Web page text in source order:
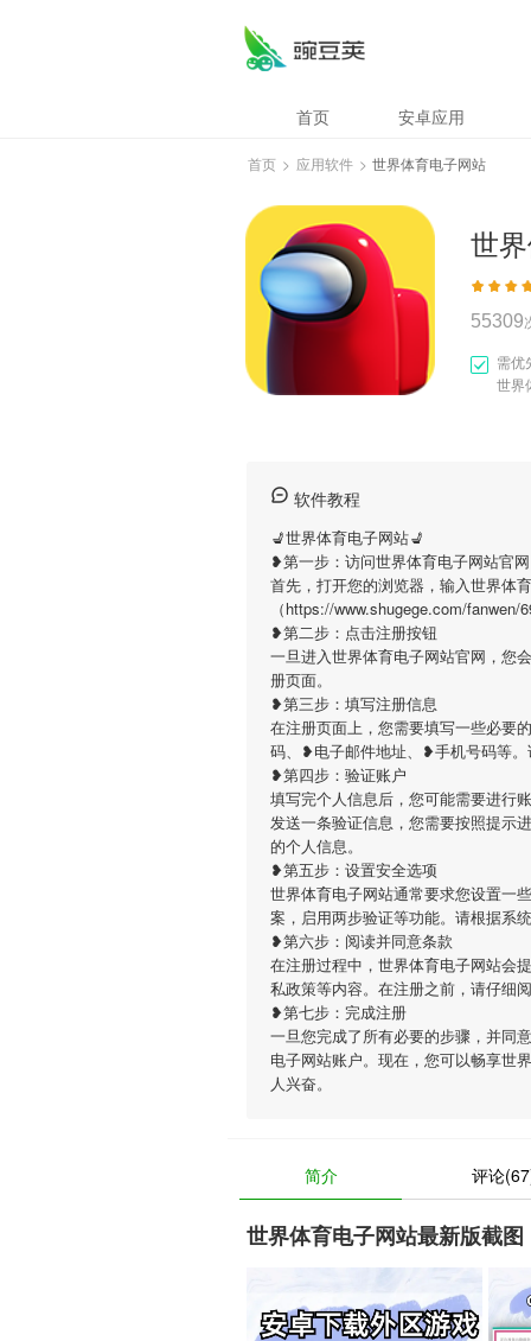
首页 安卓应用
首页 > 应用软件 > 世界体育电子网站
世
55309
需优
世界
软件教程
💺世界体育电子网站💺
❥第一步：访问世界体育电子网站官网
首先，打开您的浏览器，输入世界体
（https://www.shugege.com/
❥第二步：点击注册按钮
一旦进入世界体育电子网站官网，您
册页面。
❥第三步：填写注册信息
在注册页面上，您需要填写一些必要
码、❥电子邮件地址、❥手机号码等。
❥第四步：验证账户
填写完个人信息后，您可能需要进行
发送一条验证信息，您需要按照提示
的个人信息。
❥第五步：设置安全选项
世界体育电子网站通常要求您设置一
案，启用两步验证等功能。请根据系
❥第六步：阅读并同意条款
在注册过程中，世界体育电子网站会
私政策等内容。在注册之前，请仔细
❥第七步：完成注册
一旦您完成了所有必要的步骤，并同
电子网站账户。现在，您可以畅享世
人兴奋。
简介 评论
世界体育电子网站最新版截图